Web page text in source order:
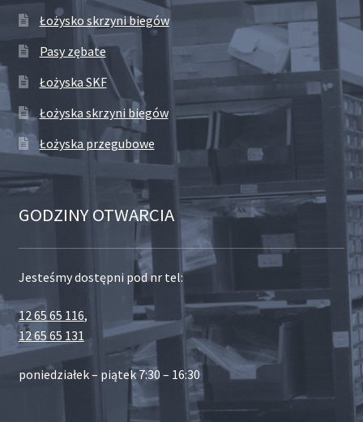
Łożysko skrzyni biegów
Pasy zębate
Łożyska SKF
Łożyska skrzyni biegów
Łożyska przegubowe
GODZINY OTWARCIA
Jesteśmy dostępni pod nr tel:
12 65 65 116,
12 65 65 131
poniedziałek – piątek 7:30 – 16:30